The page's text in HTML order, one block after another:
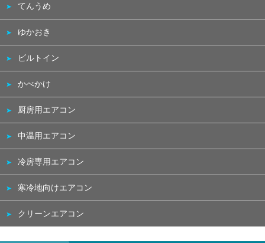
てんうめ
ゆかおき
ビルトイン
かべかけ
厨房用エアコン
中温用エアコン
冷房専用エアコン
寒冷地向けエアコン
クリーンエアコン